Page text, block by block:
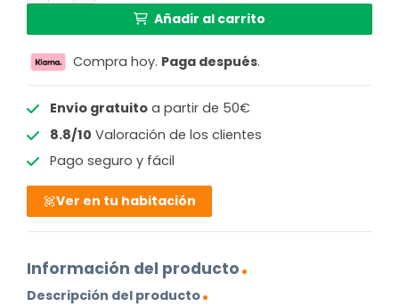
Añadir al carrito
Compra hoy. Paga después.
Envío gratuitoa partir de 50€
8.8/10 Valoración de los clientes
Pago seguro y fácil
Ver en tu habitación
Información del producto
Descripción del producto